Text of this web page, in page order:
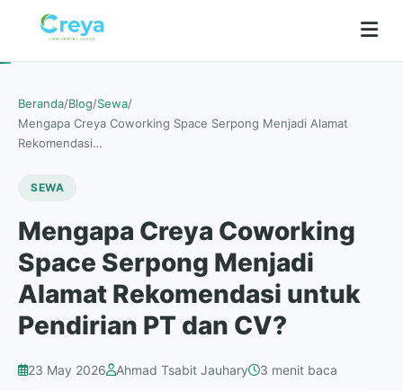
Beranda/Blog/Sewa/
Mengapa Creya Coworking Space Serpong Menjadi Alamat
Rekomendasi…
SEWA
Mengapa Creya Coworking
Space Serpong Menjadi
Alamat Rekomendasi untuk
Pendirian PT dan CV?
23 May 2026 Ahmad Tsabit Jauhary 3 menit baca